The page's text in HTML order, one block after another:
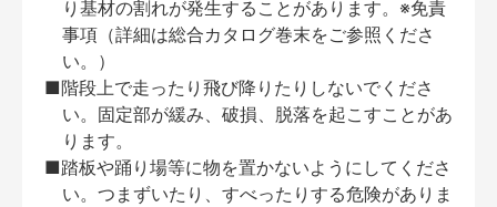
り基材の割れが発生することがあります。※免責
事項（詳細は総合カタログ巻末をご参照くださ
い。）
■階段上で走ったり飛び降りたりしないでくださ
い。固定部が緩み、破損、脱落を起こすことがあ
ります。
■踏板や踊り場等に物を置かないようにしてくださ
い。つまずいたり、すべったりする危険がありま